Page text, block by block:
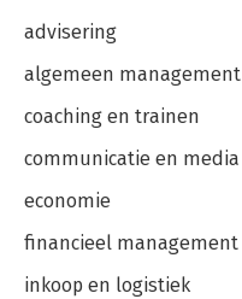
advisering
algemeen management
coaching en trainen
communicatie en media
economie
financieel management
inkoop en logistiek